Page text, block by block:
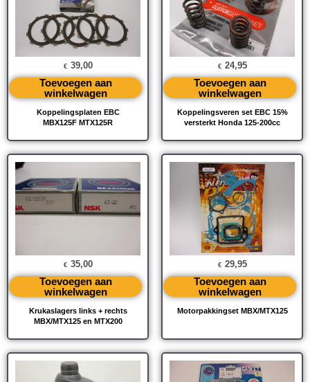
Koppelingsplaten EBC
MBX125F MTX125R
€ 39,00
Toevoegen aan
winkelwagen
Koppelingsveren set EBC 15%
versterkt Honda 125-200cc
€ 24,95
Toevoegen aan
winkelwagen
Krukaslagers links + rechts
MBX/MTX125 en MTX200
€ 35,00
Toevoegen aan
winkelwagen
Motorpakkingset MBX/MTX125
€ 29,95
Toevoegen aan
winkelwagen